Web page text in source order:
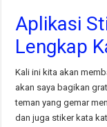
Aplikasi
Lengkap
Kali ini kita akan
akan saya bagikan
teman yang gemar
dan juga stiker kata